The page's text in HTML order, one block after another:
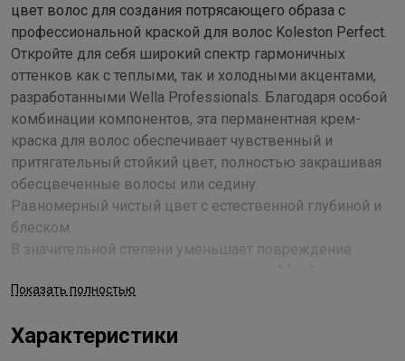
цвет волос для создания потрясающего образа с
профессиональной краской для волос Koleston Perfect.
Откройте для себя широкий спектр гармоничных
оттенков как с теплыми, так и холодными акцентами,
разработанными Wella Professionals. Благодаря особой
комбинации компонентов, эта перманентная крем-
краска для волос обеспечивает чувственный и
притягательный стойкий цвет, полностью закрашивая
обесцвеченные волосы или седину.
Равномерный чистый цвет с естественной глубиной и
блеском.
В значительной степени уменьшает повреждение
частицы металлов, что снижает образование
формированием цвета).
Показать полностью
Характеристики